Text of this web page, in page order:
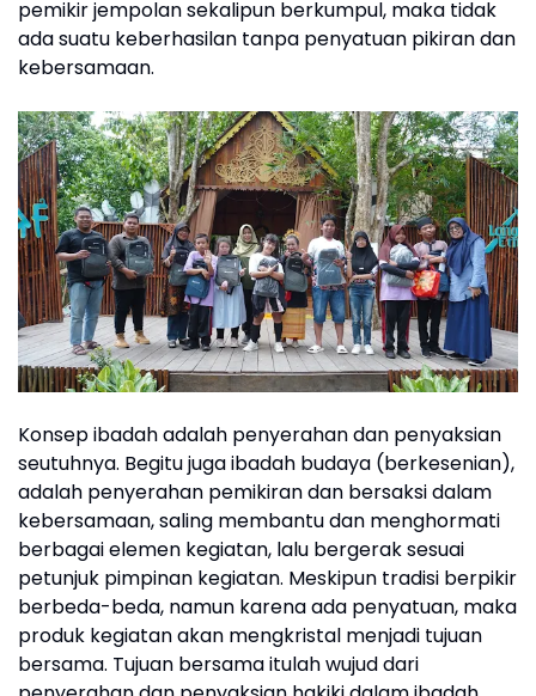
pemikir jempolan sekalipun berkumpul, maka tidak
ada suatu keberhasilan tanpa penyatuan pikiran dan
kebersamaan.
Konsep ibadah adalah penyerahan dan penyaksian
seutuhnya. Begitu juga ibadah budaya (berkesenian),
adalah penyerahan pemikiran dan bersaksi dalam
kebersamaan, saling membantu dan menghormati
berbagai elemen kegiatan, lalu bergerak sesuai
petunjuk pimpinan kegiatan. Meskipun tradisi berpikir
berbeda-beda, namun karena ada penyatuan, maka
produk kegiatan akan mengkristal menjadi tujuan
bersama. Tujuan bersama itulah wujud dari